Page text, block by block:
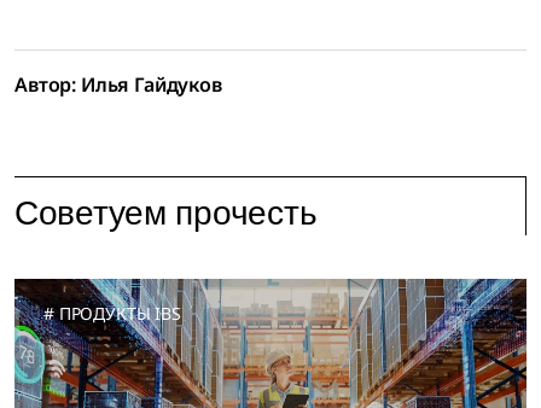
Автор: Илья Гайдуков
Советуем прочесть
ПРОДУКТЫ IBS